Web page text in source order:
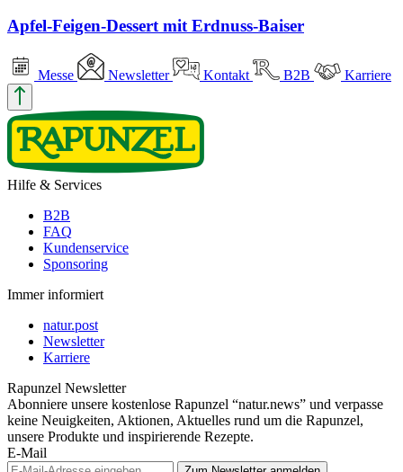
Apfel-Feigen-Dessert mit Erdnuss-Baiser
Messe Newsletter Kontakt B2B Karriere
Hilfe & Services
B2B
FAQ
Kundenservice
Sponsoring
Immer informiert
natur.post
Newsletter
Karriere
Rapunzel Newsletter
Abonniere unsere kostenlose Rapunzel “natur.news” und verpasse
keine Neuigkeiten, Aktionen, Aktuelles rund um die Rapunzel,
unsere Produkte und inspirierende Rezepte.
E-Mail